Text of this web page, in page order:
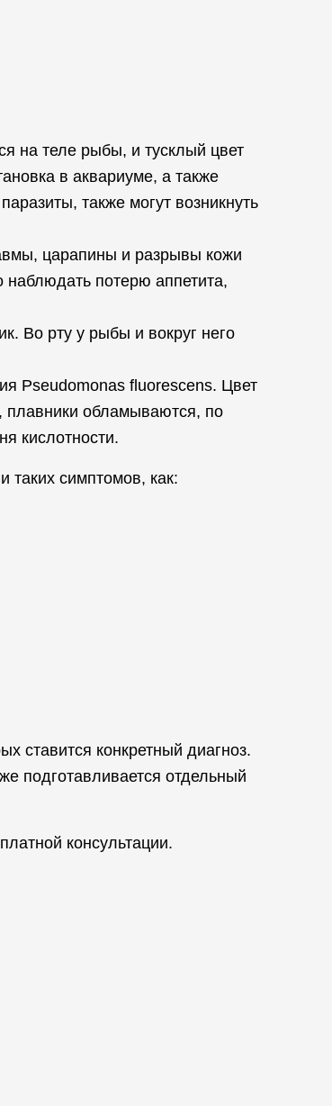
на теле рыбы, и тусклый цвет
в аквариуме, а также
также могут возникнуть
царапины и разрывы кожи
потерю аппетита,
Во рту у рыбы и вокруг него
Pseudomonas fluorescens. Цвет
плавники обламываются, по
кислотности.
таких симптомов, как:
ставится конкретный диагноз.
подготавливается отдельный
консультации.